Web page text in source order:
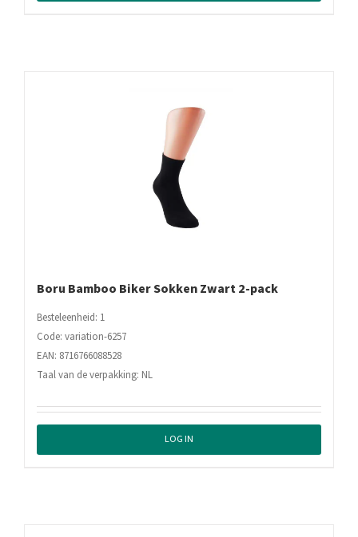
Boru Bamboo Biker Sokken Zwart 2-pack
Besteleenheid: 1
Code: variation-6257
EAN: 8716766088528
Taal van de verpakking: NL
LOG IN